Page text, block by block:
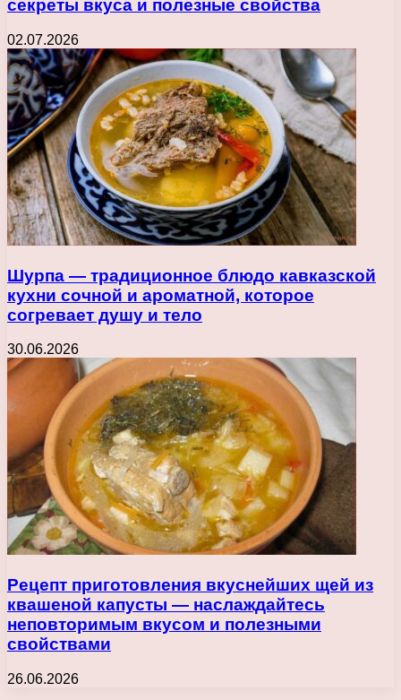
секреты вкуса и полезные свойства
02.07.2026
Шурпа — традиционное блюдо кавказской
кухни сочной и ароматной, которое
согревает душу и тело
30.06.2026
Рецепт приготовления вкуснейших щей из
квашеной капусты — наслаждайтесь
неповторимым вкусом и полезными
свойствами
26.06.2026